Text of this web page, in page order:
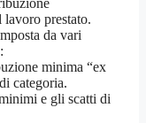
lavoro prestato.
da vari
minima “ex
categoria.
e gli scatti di